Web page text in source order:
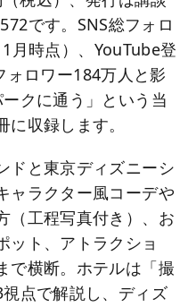
です。SNS総フォロ
月時点）、YouTube登
ロワー184万人と影
クに通う」という当
収録します。
ドと東京ディズニーシ
ャラクター風コーデや
（工程写真付き）、お
ット、アトラクショ
で横断。ホテルは「撮
点で解説し、ディズ